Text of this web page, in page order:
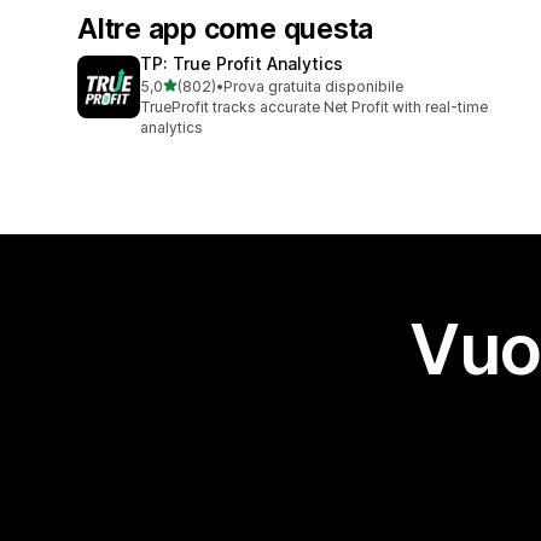
Altre app come questa
TP: True Profit Analytics
5,0stelle su 5
(802)
802 recensioni totali
•Prova gratuita disponibile
TrueProfit tracks accurate Net Profit with real-time
analytics